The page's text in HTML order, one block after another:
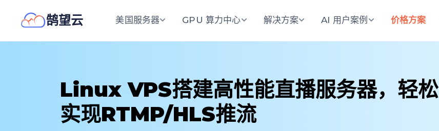
鹄望云 美国服务器 GPU 算力中心 解决方案 AI 用户案例 价格方案
Linux VPS搭建高性能直播服务器，轻松
实现RTMP/HLS推流